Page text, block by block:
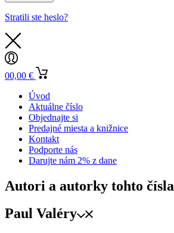
Stratili ste heslo?
00,00 €
Úvod
Aktuálne číslo
Objednajte si
Predajné miesta a knižnice
Kontakt
Podporte nás
Darujte nám 2% z dane
Autori a autorky tohto čísla
Paul Valéry